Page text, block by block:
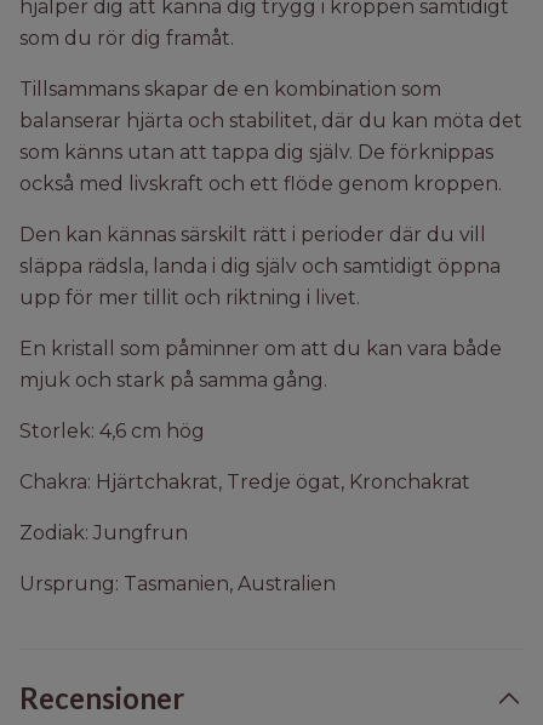
hjälper dig att känna dig trygg i kroppen samtidigt
som du rör dig framåt.
Tillsammans skapar de en kombination som
balanserar hjärta och stabilitet, där du kan möta det
som känns utan att tappa dig själv. De förknippas
också med livskraft och ett flöde genom kroppen.
Den kan kännas särskilt rätt i perioder där du vill
släppa rädsla, landa i dig själv och samtidigt öppna
upp för mer tillit och riktning i livet.
En kristall som påminner om att du kan vara både
mjuk och stark på samma gång.
Storlek: 4,6 cm hög
Chakra: Hjärtchakrat, Tredje ögat, Kronchakrat
Zodiak: Jungfrun
Ursprung: Tasmanien, Australien
Recensioner